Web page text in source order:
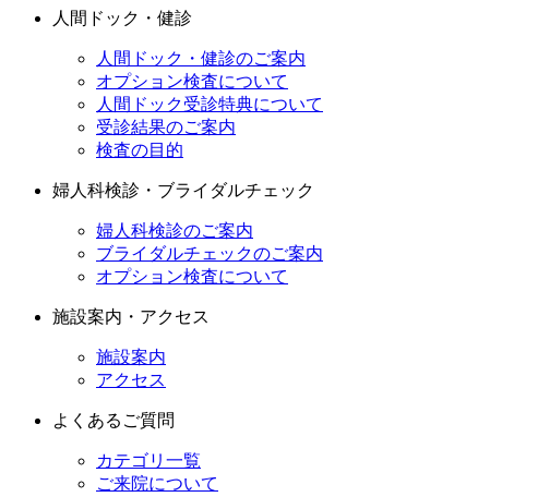
人間ドック・健診
人間ドック・健診のご案内
オプション検査について
人間ドック受診特典について
受診結果のご案内
検査の目的
婦人科検診・ブライダルチェック
婦人科検診のご案内
ブライダルチェックのご案内
オプション検査について
施設案内・アクセス
施設案内
アクセス
よくあるご質問
カテゴリ一覧
ご来院について